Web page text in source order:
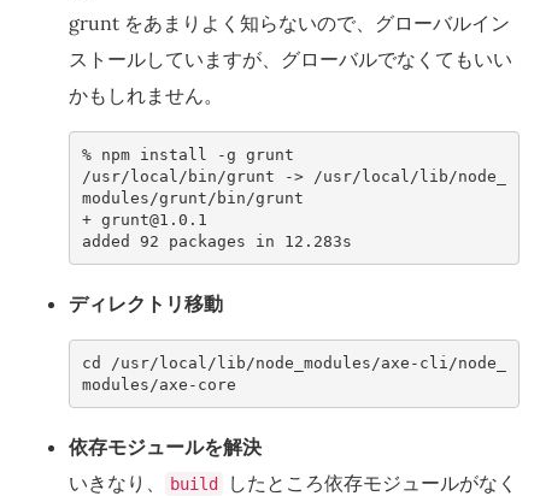
grunt をあまりよく知らないので、グローバルイン
ストールしていますが、グローバルでなくてもいい
かもしれません。
% npm install -g
/usr/local/bin/grunt -> /usr/local/lib/node_
modules/grunt/bin/grunt
+ grunt@1.0.1
added 92 packages in 12.283s
ディレクトリ移動
cd /usr/local/lib/node_modules/axe-cli/node_
modules/axe-core
依存モジュールを解決
いきなり、
build
したところ依存モジュールがなく